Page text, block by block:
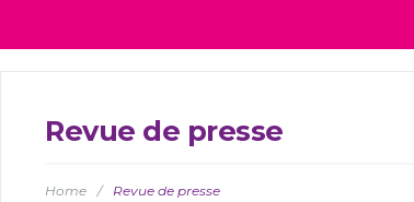
Revue de presse
Home / Revue de presse